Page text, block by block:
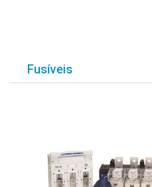
Fusíveis